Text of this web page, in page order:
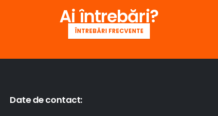
Ai întrebări?
ÎNTREBĂRI FRECVENTE
Date de contact: